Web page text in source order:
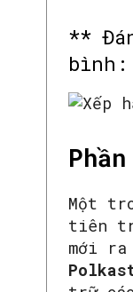
**
bình:
Một
tiên
mới ra